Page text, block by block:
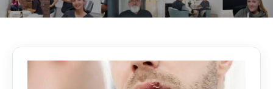
Unser Blog